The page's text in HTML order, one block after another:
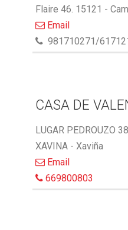
Flaire 46. 15121 -
Email
981710271/
CASA DE
LUGAR PEDROUZO
XAVINA - Xaviña
Email
669800803